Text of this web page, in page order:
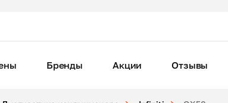
Бренды Акции Отзывы